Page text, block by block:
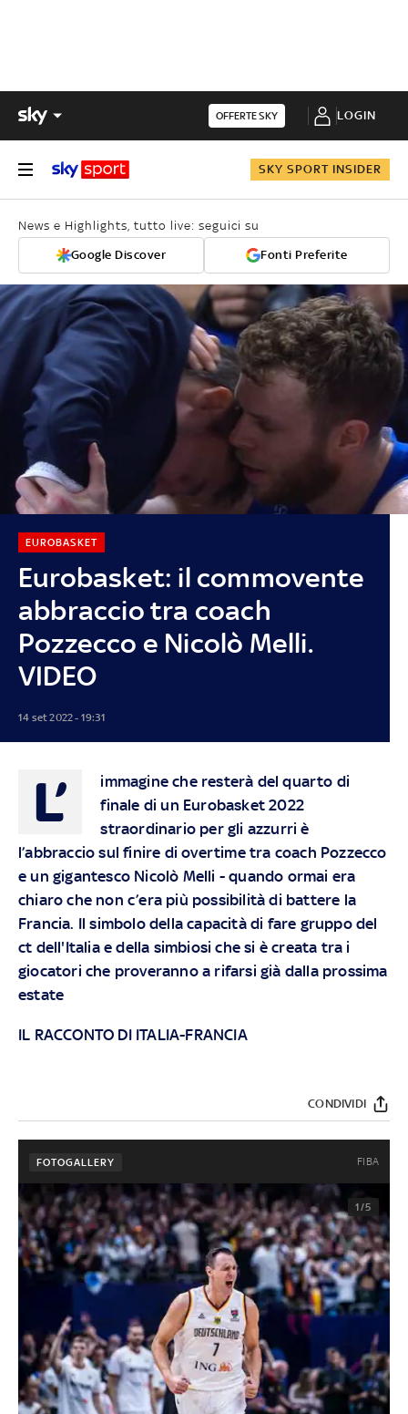
OFFERTE SKY LOGIN
SKY SPORT INSIDER
News e Highlights, tutto live: seguici su
Google Discover Fonti Preferite
Eurobasket: il commovente
abbraccio tra coach
Pozzecco e Nicolò Melli.
VIDEO
EUROBASKET
14 set 2022 - 19:31
L’
immagine che resterà del quarto di
finale di un Eurobasket 2022
straordinario per gli azzurri è
l’abbraccio sul finire di overtime tra coach Pozzecco
e un gigantesco Nicolò Melli - quando ormai era
chiaro che non c’era più possibilità di battere la
Francia. Il simbolo della capacità di fare gruppo del
ct dell'Italia e della simbiosi che si è creata tra i
giocatori che proveranno a rifarsi già dalla prossima
estate
IL RACCONTO DI ITALIA-FRANCIA
CONDIVIDI
FOTOGALLERY FIBA
1/5